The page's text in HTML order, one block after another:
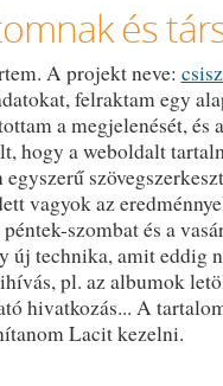
és
A projekt neve:
felraktam egy
a megjelenését, és a
hogy a weboldalt
vagyok az
szombat és a
új technika, amit eddig
pl. az albumok
hivatkozás... A
Lacit kezelni.